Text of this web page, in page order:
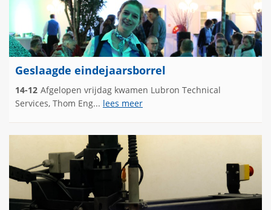
Geslaagde eindejaarsborrel
14-12 Afgelopen vrijdag kwamen Lubron Technical
Services, Thom Eng... lees meer